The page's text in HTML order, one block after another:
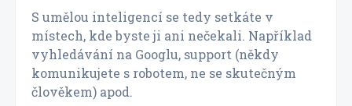
S umělou inteligencí se tedy setkáte v
místech, kde byste ji ani nečekali. Například
vyhledávání na Googlu, support (někdy
komunikujete s robotem, ne se skutečným
člověkem) apod.